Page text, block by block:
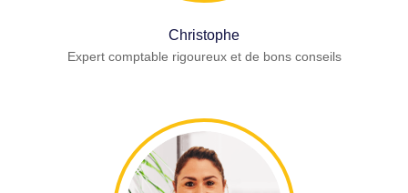
Christophe
Expert comptable rigoureux et de bons conseils